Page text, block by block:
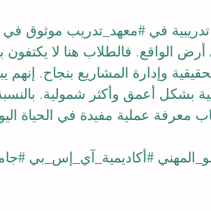
في #معهد_تدريب موثوق في
الواقع. فالطلاب هنا لا
وإدارة المشاريع بنجاح. إنهم
بشكل أعمق وأكثر شمولية.
معرفة عملية مفيدة في الحياة
#أكاديمية_آي_إس_بي